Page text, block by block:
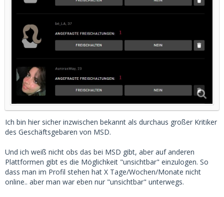
Ich bin hier sicher inzwischen bekannt als durchaus großer Kritiker
des Geschäftsgebaren von MSD.
Und ich weiß nicht obs das bei MSD gibt, aber auf anderen
Plattformen gibt es die Möglichkeit "unsichtbar" einzulogen. So
dass man im Profil stehen hat X Tage/Wochen/Monate nicht
online.. aber man war eben nur "unsichtbar" unterwegs.